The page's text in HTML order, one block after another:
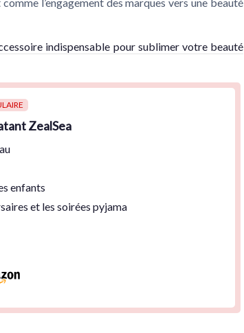
indispensable pour sublimer votre beauté
ZealSea
enfants
et les soirées pyjama